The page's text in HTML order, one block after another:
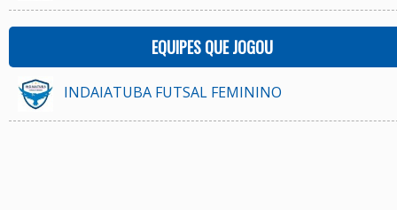
EQUIPES QUE JOGOU
INDAIATUBA FUTSAL FEMININO